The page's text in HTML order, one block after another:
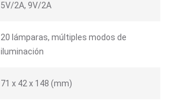
5V/2A, 9V/2A
20 lámparas, múltiples modos de
iluminación
71 x 42 x 148 (mm)